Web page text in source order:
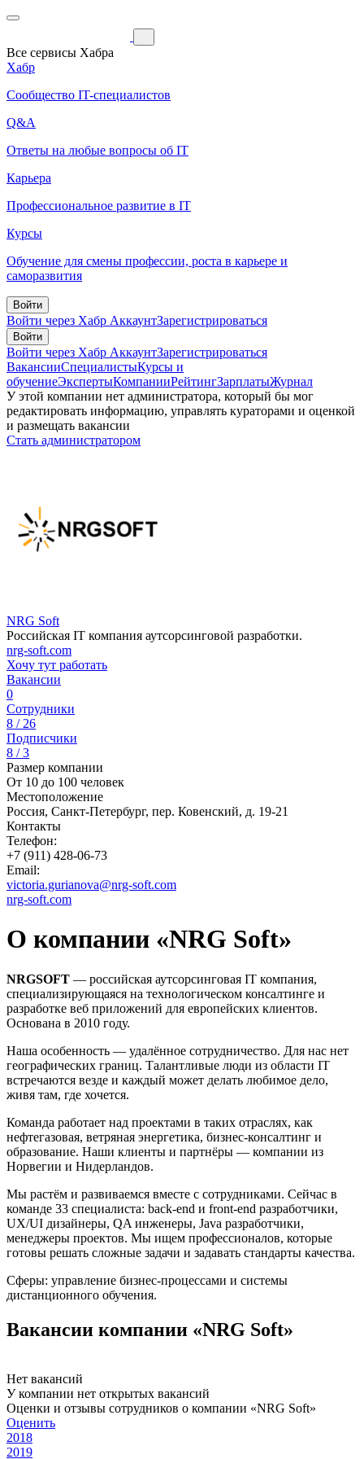
Все сервисы Хабра
Хабр
Сообщество IT-специалистов
Q&A
Ответы на любые вопросы об IT
Карьера
Профессиональное развитие в IT
Курсы
Обучение для смены профессии, роста в карьере и
саморазвития
Войти
Войти через Хабр АккаунтЗарегистрироваться
Войти
Войти через Хабр АккаунтЗарегистрироваться
ВакансииСпециалистыКурсы и
обучениеЭкспертыКомпанииРейтингЗарплатыЖурнал
У этой компании нет администратора, который бы мог
редактировать информацию, управлять кураторами и оценкой
и размещать вакансии
Стать администратором
NRG Soft
Российская IT компания аутсорсинговой разработки.
nrg-soft.com
Хочу тут работать
Вакансии
0
Сотрудники
8 / 26
Подписчики
8 / 3
Размер компании
От 10 до 100 человек
Местоположение
Россия, Санкт-Петербург, пер. Ковенский, д. 19-21
Контакты
Телефон:
+7 (911) 428-06-73
Email:
victoria.gurianova@nrg-soft.com
nrg-soft.com
О компании «NRG Soft»
NRGSOFT — российская аутсорсинговая IT компания,
специализирующаяся на технологическом консалтинге и
разработке веб приложений для европейских клиентов.
Основана в 2010 году.
Наша особенность — удалённое сотрудничество. Для нас нет
географических границ. Талантливые люди из области IT
встречаются везде и каждый может делать любимое дело,
живя там, где хочется.
Команда работает над проектами в таких отраслях, как
нефтегазовая, ветряная энергетика, бизнес-консалтинг и
образование. Наши клиенты и партнёры — компании из
Норвегии и Нидерландов.
Мы растём и развиваемся вместе с сотрудниками. Сейчас в
команде 33 специалиста: back-end и front-end разработчики,
UX/UI дизайнеры, QA инженеры, Java разработчики,
менеджеры проектов. Мы ищем профессионалов, которые
готовы решать сложные задачи и задавать стандарты качества.
Сферы: управление бизнес-процессами и системы
дистанционного обучения.
Вакансии компании «NRG Soft»
Нет вакансий
У компании нет открытых вакансий
Оценки и отзывы сотрудников о компании «NRG Soft»
Оценить
2018
2019